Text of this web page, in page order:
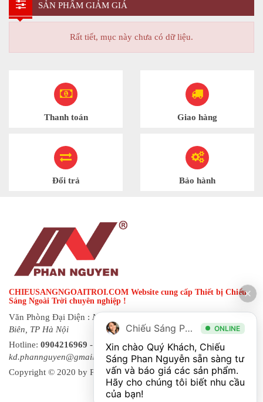
SẢN PHẨM GIẢM GIÁ
Rất tiết, mục này chưa có dữ liệu.
Thanh toán Giao hàng
Đổi trả Bảo hành
CHIEUSANGNGOAITROI.COM Website cung cấp Thiết bị Chiếu
Sáng Ngoài Trời chuyên nghiệp !
Văn Phòng Đại Diện : Ngõ 144 đường Hạ Trại, phường Long
Biên, TP Hà Nội
Hotline: 0904216969 - Fax:0243 873 8822| Email:
kd.phannguyen@gmail.com
Copyright © 2020 by Phan Nguyen. All rights reserved.
Chiếu Sáng Phan Nguyễn ONLINE
Xin chào Quý Khách, Chiếu
Sáng Phan Nguyễn sẵn sàng tư
vấn và báo giá các sản phẩm.
Hãy cho chúng tôi biết nhu cầu